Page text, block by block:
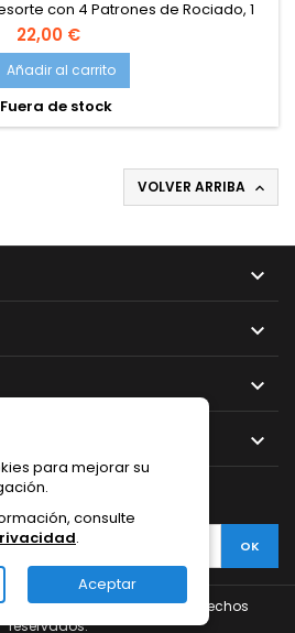
con 4 Patrones de Rociado, 1
Giratorio de 360° Comercial
(M Size (38.5CM High) - G3/8)
22,00 €
Añadir al carrito
Fuera de stock
VOLVER ARRIBA 




para mejorar su
consulte
.
Aceptar
BOLETÍN
Todos los derechos
reservados.